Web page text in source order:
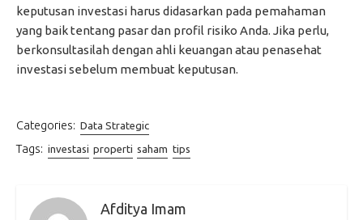
keputusan investasi harus didasarkan pada pemahaman
yang baik tentang pasar dan profil risiko Anda. Jika perlu,
berkonsultasilah dengan ahli keuangan atau penasehat
investasi sebelum membuat keputusan.
Categories: Data Strategic
Tags: investasi properti saham tips
Afditya Imam